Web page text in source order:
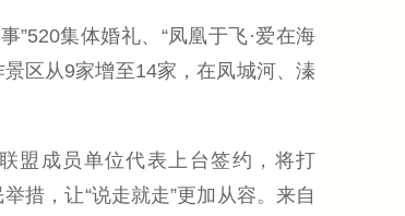
集体婚礼、“凤凰于飞·爱在海
区从9家增至14家，在凤城河、溱
盟成员单位代表上台签约，将打
措，让“说走就走”更加从容。来自